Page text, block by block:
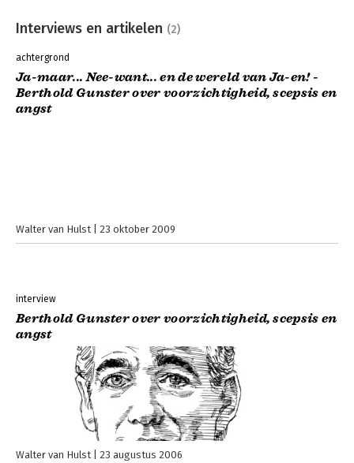
Interviews en artikelen (2)
achtergrond
Ja-maar... Nee-want... en de wereld van Ja-en! -
Berthold Gunster over voorzichtigheid, scepsis en
angst
Walter van Hulst 23 oktober 2009
interview
Berthold Gunster over voorzichtigheid, scepsis en
angst
Walter van Hulst 23 augustus 2006